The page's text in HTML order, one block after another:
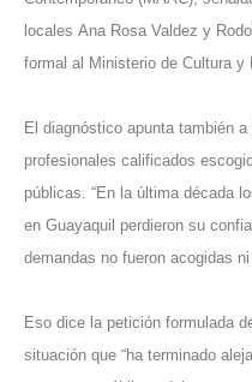
locales Ana Rosa Valdez y
formal al Ministerio de Cultura y
El diagnóstico apunta también
profesionales calificados
públicas. “En la última década
en Guayaquil perdieron su
demandas no fueron acogidas ni
Eso dice la petición formulada
situación que “ha terminado